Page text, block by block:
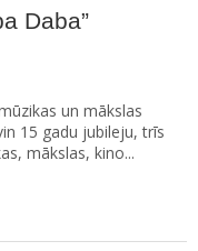
Daba”
un mākslas
15 gadu jubileju, trīs
mākslas, kino...